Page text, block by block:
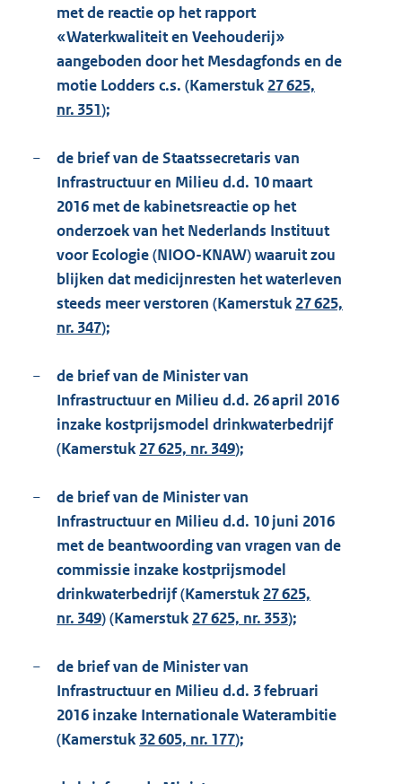
met de reactie op het rapport
«Waterkwaliteit en Veehouderij»
aangeboden door het Mesdagfonds en de
motie Lodders c.s. (Kamerstuk 27 625,
nr. 351);
−
de brief van de Staatssecretaris van
Infrastructuur en Milieu d.d. 10 maart
2016 met de kabinetsreactie op het
onderzoek van het Nederlands Instituut
voor Ecologie (NIOO-KNAW) waaruit zou
blijken dat medicijnresten het waterleven
steeds meer verstoren (Kamerstuk 27 625,
nr. 347);
−
de brief van de Minister van
Infrastructuur en Milieu d.d. 26 april 2016
inzake kostprijsmodel drinkwaterbedrijf
(Kamerstuk 27 625, nr. 349);
−
de brief van de Minister van
Infrastructuur en Milieu d.d. 10 juni 2016
met de beantwoording van vragen van de
commissie inzake kostprijsmodel
drinkwaterbedrijf (Kamerstuk 27 625,
nr. 349) (Kamerstuk 27 625, nr. 353);
−
de brief van de Minister van
Infrastructuur en Milieu d.d. 3 februari
2016 inzake Internationale Waterambitie
(Kamerstuk 32 605, nr. 177);